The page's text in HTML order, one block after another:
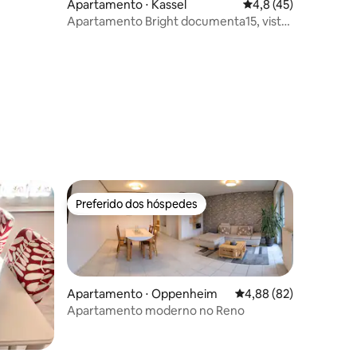
Apartamento ⋅ Kassel 4,8 de uma
4,8 (45)
Apartamento Bright documenta15, vista
Preferido dos hóspedes
Preferido dos hóspedes
Apartamento ⋅ Oppenheim 4,88 de uma
4,88 (82)
Apartamento moderno no Reno